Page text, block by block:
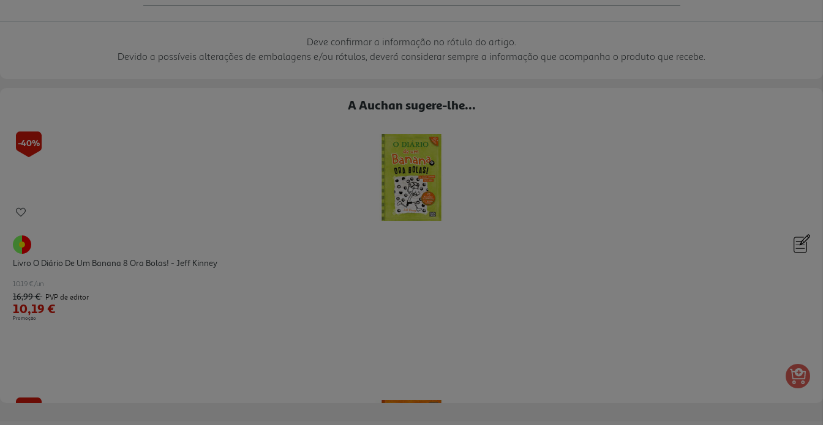
Deve confirmar a informação no rótulo do artigo.
Devido a possíveis alterações de embalagens e/ou rótulos, deverá considerar sempre a informação que acompanha o produto que recebe.
A Auchan sugere-lhe...
-40%
Livro O Diário De Um Banana 8 Ora Bolas! - Jeff Kinney
10.19 €/un
16,99 € PVP de editor
10,19 €
Promoção